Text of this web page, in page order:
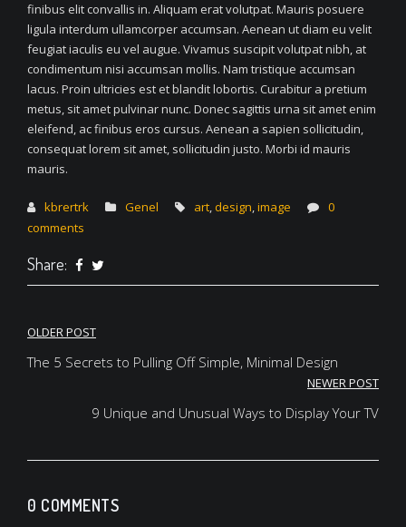
finibus elit convallis in. Aliquam erat volutpat. Mauris posuere
ligula interdum ullamcorper accumsan. Aenean ut diam eu velit
feugiat iaculis eu vel augue. Vivamus suscipit volutpat nibh, at
condimentum nisi accumsan mollis. Nam tristique accumsan
lacus. Proin ultricies est et blandit lobortis. Curabitur a pretium
metus, sit amet pulvinar nunc. Donec sagittis urna sit amet enim
eleifend, ac finibus eros cursus. Aenean a sapien sollicitudin,
consequat lorem sit amet, sollicitudin justo. Morbi id mauris
mauris.
kbrertrk Genel art,design,image
0
comments
Share:
Yazı
gezinmesi
OLDER POST
The 5 Secrets to Pulling Off Simple, Minimal Design
NEWER POST
9 Unique and Unusual Ways to Display Your TV
0 COMMENTS